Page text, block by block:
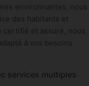
environnantes, nous
des habitants et
certifié et assuré, nous
à vos besoins
services multiples